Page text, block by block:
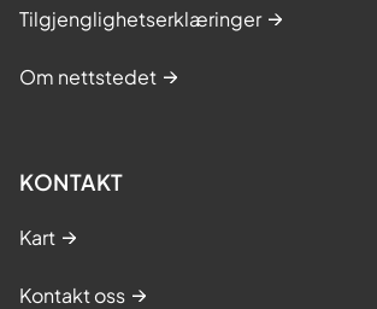
Tilgjenglighetserklæringer
Om nettstedet
KONTAKT
Kart
Kontakt oss